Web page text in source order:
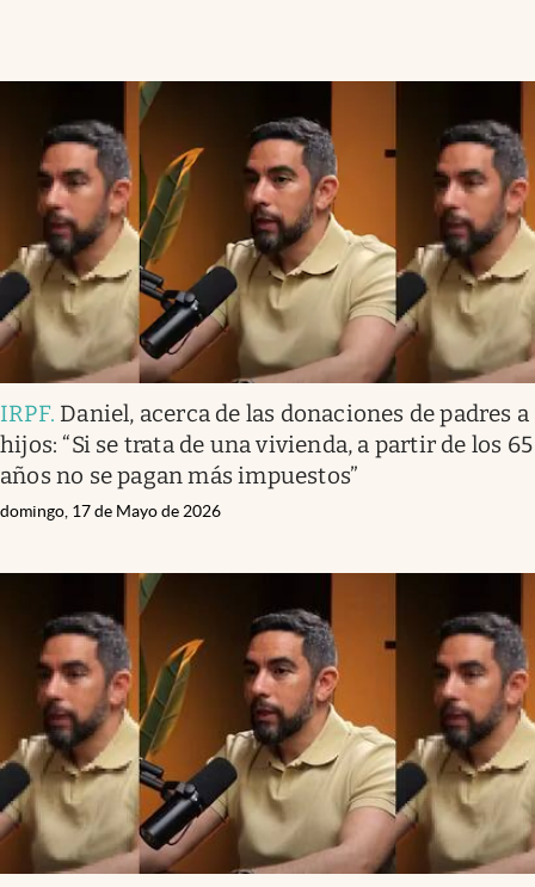
IRPF. Daniel, acerca de las donaciones de padres a
hijos: “Si se trata de una vivienda, a partir de los 65
años no se pagan más impuestos”
domingo, 17 de Mayo de 2026